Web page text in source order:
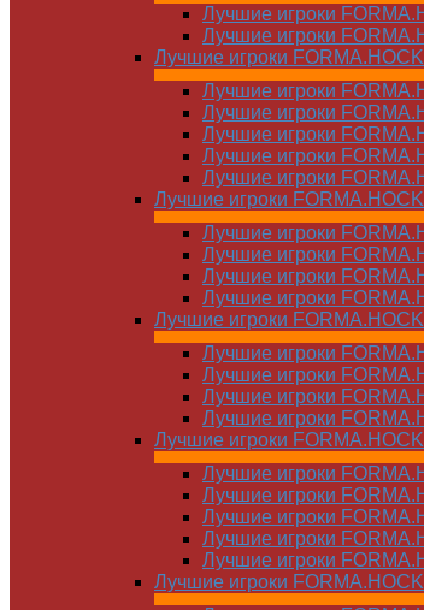
Лучшие игроки
Лучшие игроки
Лучшие игроки
Лучшие игроки
Лучшие игроки
Лучшие игроки
Лучшие игроки
Лучшие игроки
Лучшие игроки
Лучшие игроки
Лучшие игроки
Лучшие игроки
Лучшие игроки
Лучшие игроки
Лучшие игроки
Лучшие игроки
Лучшие игроки
Лучшие игроки
Лучшие игроки
Лучшие игроки
Лучшие игроки
Лучшие игроки
Лучшие игроки
Лучшие игроки
Лучшие игроки